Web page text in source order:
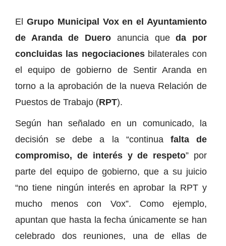
El Grupo Municipal Vox en el Ayuntamiento
de Aranda de Duero anuncia queda por
concluidas las negociacionesbilaterales con
el equipo de gobierno de Sentir Aranda en
torno a la aprobación de la nueva Relación de
Puestos de Trabajo (RPT).
Según han señalado en un comunicado, la
decisión se debe a la “continua falta de
compromiso, de interés y de respeto” por
parte del equipo de gobierno, que a su juicio
“no tiene ningún interés en aprobar la RPT y
mucho menos con Vox”. Como ejemplo,
apuntan que hasta la fecha únicamente se han
celebrado dos reuniones, una de ellas de